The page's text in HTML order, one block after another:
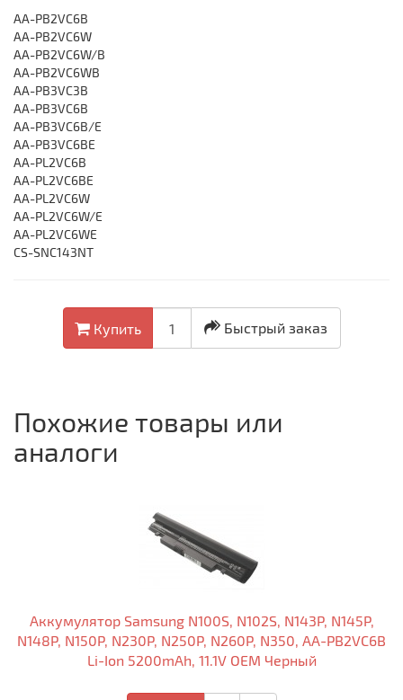
AA-PB2VC6B
AA-PB2VC6W
AA-PB2VC6W/B
AA-PB2VC6WB
AA-PB3VC3B
AA-PB3VC6B
AA-PB3VC6B/E
AA-PB3VC6BE
AA-PL2VC6B
AA-PL2VC6BE
AA-PL2VC6W
AA-PL2VC6W/E
AA-PL2VC6WE
CS-SNC143NT
Купить Быстрый заказ
Похожие товары или
аналоги
Аккумулятор Samsung N100S, N102S, N143P, N145P,
N148P, N150P, N230P, N250P, N260P, N350, AA-PB2VC6B
Li-Ion 5200mAh, 11.1V OEM Черный